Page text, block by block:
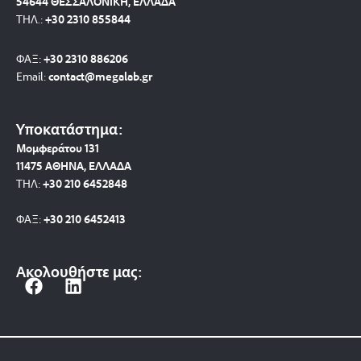
ΤΗΛ.:+30 2310 855844
ΦΑΞ:+30 2310 886206
Email:contact@megalab.gr
Υποκατάστημα:
Μομφεράτου 131
11475 ΑΘΗΝΑ, ΕΛΛΑΔΑ
ΤΗΛ:+30 210 6452848
ΦΑΞ:+30 210 6452413
Ακολουθήστε μας:
F
e
L
k